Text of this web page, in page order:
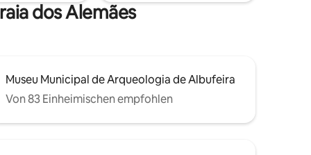
dos Alemães
Museu Municipal de Arqueologia de Albufeira
Von 83 Einheimischen empfohlen